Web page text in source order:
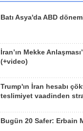
Batı Asya'da ABD
İran’ın Mekke
(+video)
Trump'ın İran hesabı
teslimiyet vaadinden
Bugün 20 Safer: Erbain